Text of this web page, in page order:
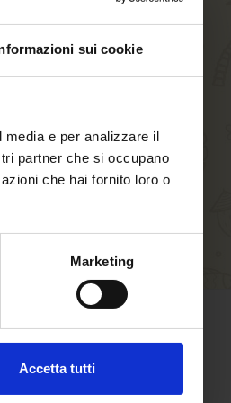
sui cookie
e per analizzare il
partner che si occupano
che hai fornito loro o
Marketing
Accetta tutti
SICHERES EINKAUFEN
bezahlen mit: